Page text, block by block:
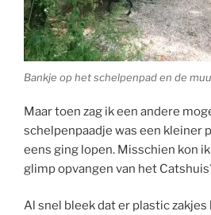
Bankje op het schelpenpad en de
Maar toen zag ik een andere
schelpenpaadje was een kleiner
eens ging lopen. Misschien kon
glimp opvangen van het
Al snel bleek dat er plastic zakjes